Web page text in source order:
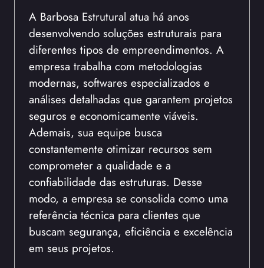
A Barbosa Estrutural atua há anos
desenvolvendo soluções estruturais para
diferentes tipos de empreendimentos. A
empresa trabalha com metodologias
modernas, softwares especializados e
análises detalhadas que garantem projetos
seguros e economicamente viáveis.
Ademais, sua equipe busca
constantemente otimizar recursos sem
comprometer a qualidade e a
confiabilidade das estruturas. Desse
modo, a empresa se consolida como uma
referência técnica para clientes que
buscam segurança, eficiência e excelência
em seus projetos.